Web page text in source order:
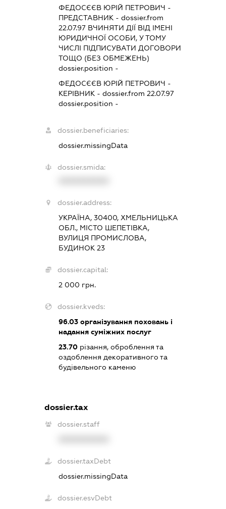
ФЕДОСЄЄВ ЮРІЙ ПЕТРОВИЧ -
ПРЕДСТАВНИК - dossier.from
22.07.97 ВЧИНЯТИ ДІЇ ВІД ІМЕНІ
ЮРИДИЧНОЇ ОСОБИ, У ТОМУ
ЧИСЛІ ПІДПИСУВАТИ ДОГОВОРИ
ТОЩО (БЕЗ ОБМЕЖЕНЬ)
dossier.position -
ФЕДОСЄЄВ ЮРІЙ ПЕТРОВИЧ -
КЕРІВНИК - dossier.from 22.07.97
dossier.position -
dossier.beneficiaries:
dossier.missingData
dossier.smida:
dossier.address:
УКРАЇНА, 30400, ХМЕЛЬНИЦЬКА
ОБЛ., МІСТО ШЕПЕТІВКА,
ВУЛИЦЯ ПРОМИСЛОВА,
БУДИНОК 23
dossier.capital:
2 000 грн.
dossier.kveds:
96.03 організування поховань і
надання суміжних послуг
23.70 різання, оброблення та
оздоблення декоративного та
будівельного каменю
dossier.tax
dossier.staff
dossier.taxDebt
dossier.missingData
dossier.esvDebt